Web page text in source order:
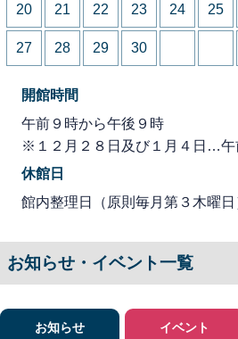
20 21 22 23 24 25
27 28 29 30
開館時間
午前９時から午後９時
※１２月２８日及び１月４日…午
休館日
館内整理日（原則毎月第３木曜
お知らせ・イベント一覧
お知らせ イベント